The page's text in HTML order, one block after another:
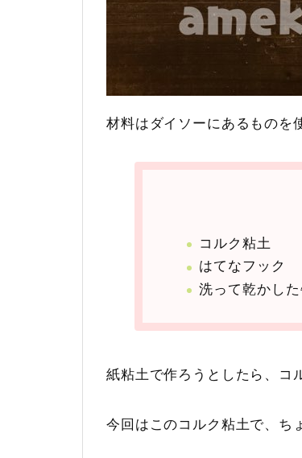
材料はダイソーにあるものを
コルク粘土
はてなフック
洗って乾かし
紙粘土で作ろうとしたら、コ
今回はこのコルク粘土で、ち